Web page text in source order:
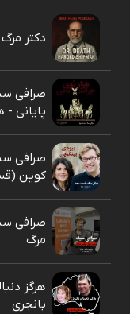
دکتر
صرافی
پایانی -
صرافی
کوین
صرافی
مرگ
هرگز
بانجری